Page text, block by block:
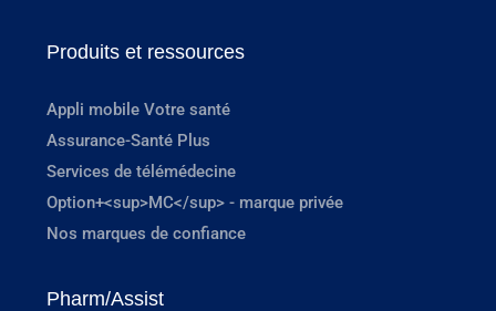
Produits et ressources
Appli mobile Votre santé
Assurance-Santé Plus
Services de télémédecine
Option+<sup>MC</sup> - marque privée
Nos marques de confiance
Pharm/Assist